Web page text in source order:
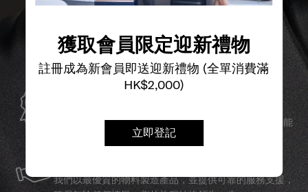
獲取會員限定迎新禮物
註冊成為新會員即送迎新禮物 (全單消費滿
HK$2,000)
立即登記
全球保修
夠長久伴隨您身邊。
服務與維修
確保無論任何情況，您的旅程始終領先一步。